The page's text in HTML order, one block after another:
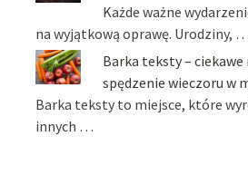
Każde ważne
na wyjątkową oprawę. Urodziny, …
Barka teksty – ciekawe
spędzenie wieczoru w
Barka teksty to miejsce, które
innych …